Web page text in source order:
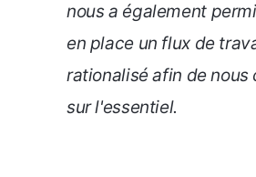
nous a également
en place un flux de
rationalisé afin de nous
sur l'essentiel.